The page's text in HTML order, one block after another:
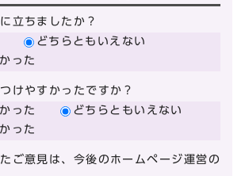
立ちましたか？
どちらともいえない
った
けやすかったですか？
った
どちらともいえない
った
ご意見は、今後のホームページ運営の